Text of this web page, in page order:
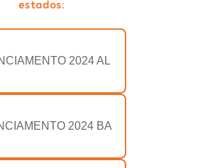
estados:
2024 AL
2024 BA